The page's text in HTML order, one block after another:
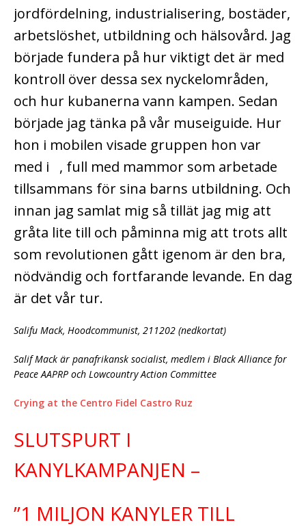
jordfördelning, industrialisering, bostäder,
arbetslöshet, utbildning och hälsovård. Jag
började fundera på hur viktigt det är med
kontroll över dessa sex nyckelområden,
och hur kubanerna vann kampen. Sedan
började jag tänka på vår museiguide. Hur
hon i mobilen visade gruppen hon var
med i , full med mammor som arbetade
tillsammans för sina barns utbildning. Och
innan jag samlat mig så tillät jag mig att
gråta lite till och påminna mig att trots allt
som revolutionen gått igenom är den bra,
nödvändig och fortfarande levande. En dag
är det vår tur.
Salifu Mack, Hoodcommunist, 211202 (nedkortat)
Salif Mack är panafrikansk socialist, medlem i Black Alliance for
Peace AAPRP och Lowcountry Action Committee
Crying at the Centro Fidel Castro Ruz
SLUTSPURT I
KANYLKAMPANJEN –
”1 MILJON KANYLER TILL